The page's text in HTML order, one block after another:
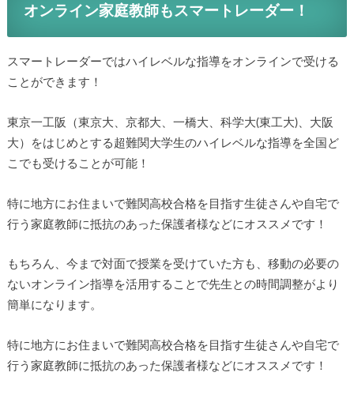
オンライン家庭教師もスマートレーダー！
スマートレーダーではハイレベルな指導をオンラインで受ける
ことができます！
東京一工阪（東京大、京都大、一橋大、科学大(東工大)、大阪
大）をはじめとする超難関大学生のハイレベルな指導を全国ど
こでも受けることが可能！
特に地方にお住まいで難関高校合格を目指す生徒さんや自宅で
行う家庭教師に抵抗のあった保護者様などにオススメです！
もちろん、今まで対面で授業を受けていた方も、移動の必要の
ないオンライン指導を活用することで先生との時間調整がより
簡単になります。
特に地方にお住まいで難関高校合格を目指す生徒さんや自宅で
行う家庭教師に抵抗のあった保護者様などにオススメです！